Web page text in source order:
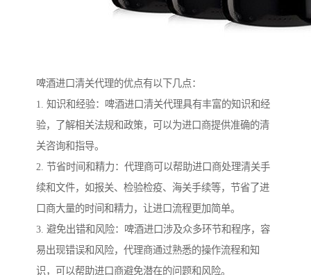
啤酒进口清关代理的优点有以下几点：
1. 知识和经验：啤酒进口清关代理具有丰富的知识和经
验，了解相关法规和政策，可以为进口商提供准确的清
关咨询和指导。
2. 节省时间和精力：代理商可以帮助进口商处理清关手
续和文件，如报关、检验检疫、海关手续等，节省了进
口商大量的时间和精力，让进口流程更加简单。
3. 避免出错和风险：啤酒进口涉及众多环节和程序，容
易出现错误和风险，代理商通过熟悉的操作流程和知
识，可以帮助进口商避免潜在的问题和风险。